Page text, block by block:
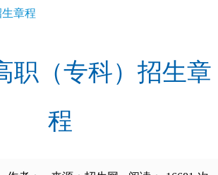
章程
职（专科）招生章
程